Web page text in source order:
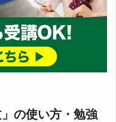
の使い方・勉強